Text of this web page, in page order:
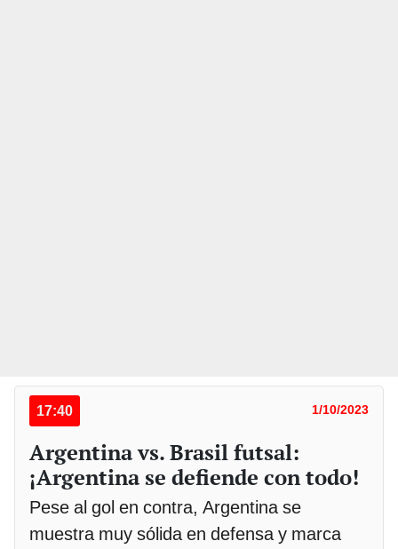
17:40 1/10/2023
Argentina vs. Brasil futsal:
¡Argentina se defiende con todo!
Pese al gol en contra, Argentina se
muestra muy sólida en defensa y marca